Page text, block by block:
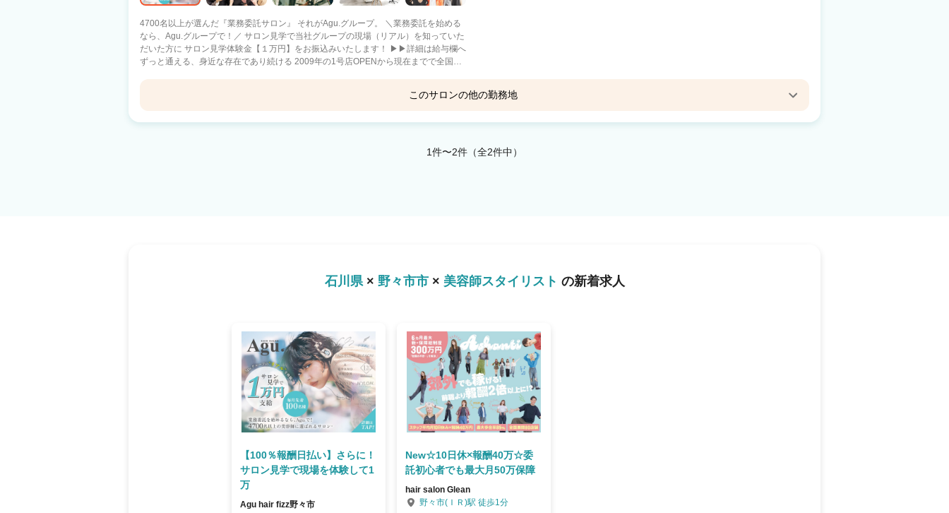
4700名以上が選んだ『業務委託サロン』 それがAgu.グループ。 ＼業務委託を始める
なら、Agu.グループで！／ サロン見学で当社グループの現場（リアル）を知っていた
だいた方に サロン見学体験金【１万円】をお振込みいたします！ ▶▶詳細は給与欄へ
ずっと通える、身近な存在であり続ける 2009年の1号店OPENから現在までで全国
ルのプロ選手×Agu. スタイリストとして働きながら、プロとして活躍 【当社グループ
客は会社の本部が一括対応しているため、顧客0でも問題なく入客できます スタッフ
このサロンの他の勤務地
Agu hair zings 野々市2号
1件〜2件（全2件中）
石川県× 野々市市× 美容師スタイリスト の新着求人
【100％報酬日払い】さらに！
サロン見学で現場を体験して1
万
Agu hair fizz野々市
New☆10日休×報酬40万☆委
託初心者でも最大月50万保障
hair salon Glean
野々市(ＩＲ)駅 徒歩1分